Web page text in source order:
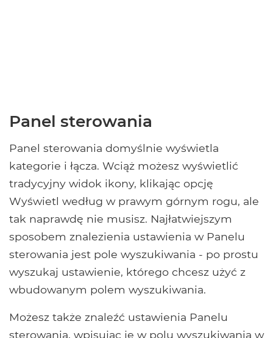
Panel sterowania
Panel sterowania domyślnie wyświetla
kategorie i łącza. Wciąż możesz wyświetlić
tradycyjny widok ikony, klikając opcję
Wyświetl według w prawym górnym rogu, ale
tak naprawdę nie musisz. Najłatwiejszym
sposobem znalezienia ustawienia w Panelu
sterowania jest pole wyszukiwania - po prostu
wyszukaj ustawienie, którego chcesz użyć z
wbudowanym polem wyszukiwania.
Możesz także znaleźć ustawienia Panelu
sterowania, wpisując je w polu wyszukiwania w